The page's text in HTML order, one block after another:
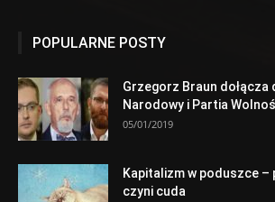
POPULARNE POSTY
Grzegorz Braun dołącza
Narodowy i Partia
05/01/2019
Kapitalizm w poduszce
czyni cuda